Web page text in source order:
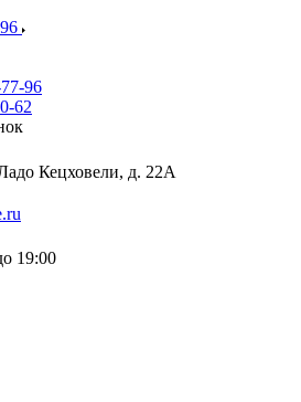
96
62
Кецховели, д. 22А
19:00